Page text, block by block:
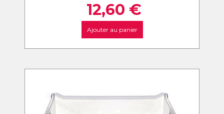
12,60 €
Ajouter au panier